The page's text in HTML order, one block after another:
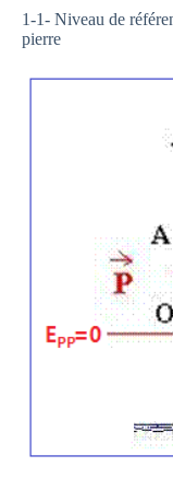
1-1- Niveau de
pierre